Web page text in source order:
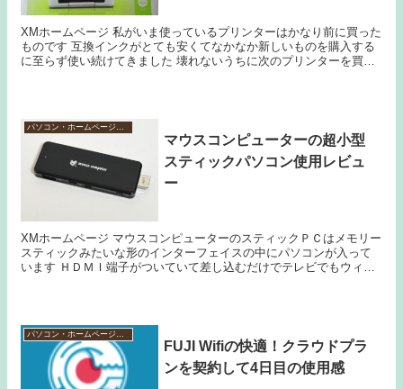
XMホームページ 私がいま使っているプリンターはかなり前に買った
ものです 互換インクがとても安くてなかなか新しいものを購入する
に至らず使い続けてきました 壊れないうちに次のプリンターを買っ
パソコン・ホームページ作成
マウスコンピューターの超小型
スティックパソコン使用レビュ
ー
XMホームページ マウスコンピューターのスティックＰＣはメモリー
スティックみたいな形のインターフェイスの中にパソコンが入って
います ＨＤＭＩ端子がついていて差し込むだけでテレビでもウィン
FUJI Wifiの快適！クラウドプラ
ンを契約して4日目の使用感